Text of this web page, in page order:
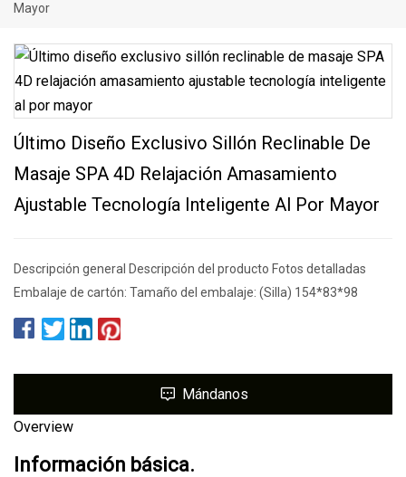
Mayor
Último Diseño Exclusivo Sillón Reclinable De
Masaje SPA 4D Relajación Amasamiento
Ajustable Tecnología Inteligente Al Por Mayor
Descripción general Descripción del producto Fotos detalladas
Embalaje de cartón: Tamaño del embalaje: (Silla) 154*83*98
Mándanos
Overview
Información básica.